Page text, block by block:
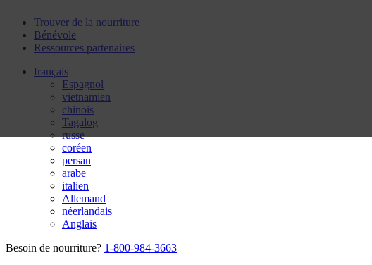
Trouver de la nourriture
Bénévole
Ressources partenaires
français
Espagnol
vietnamien
chinois
Tagalog
russe
coréen
persan
arabe
italien
Allemand
néerlandais
Anglais
Besoin de nourriture? 1-800-984-3663